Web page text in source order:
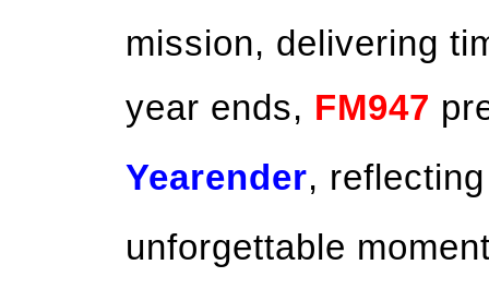
mission, delivering
year ends, FM947
Yearender,
unforgettable